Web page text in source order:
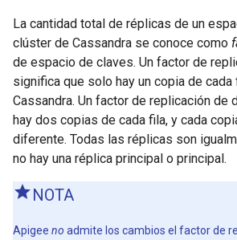
La cantidad total de réplicas de un
clúster de Cassandra se conoce como
de espacio de claves. Un factor de
significa que solo hay un copia de
Cassandra. Un factor de replicación de
hay dos copias de cada fila, y cada
diferente. Todas las réplicas son
no hay una réplica principal o principal.
NOTA
Apigee no admite los cambios el factor de